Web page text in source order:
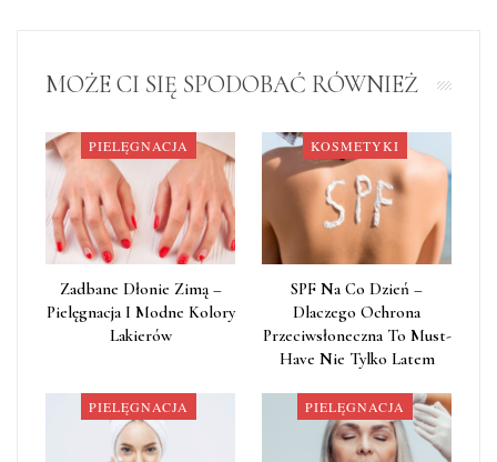
MOŻE CI SIĘ SPODOBAĆ RÓWNIEŻ
PIELĘGNACJA
Zadbane Dłonie Zimą –
Pielęgnacja I Modne Kolory
Lakierów
KOSMETYKI
SPF Na Co Dzień –
Dlaczego Ochrona
Przeciwsłoneczna To Must-
Have Nie Tylko Latem
PIELĘGNACJA PIELĘGNACJA